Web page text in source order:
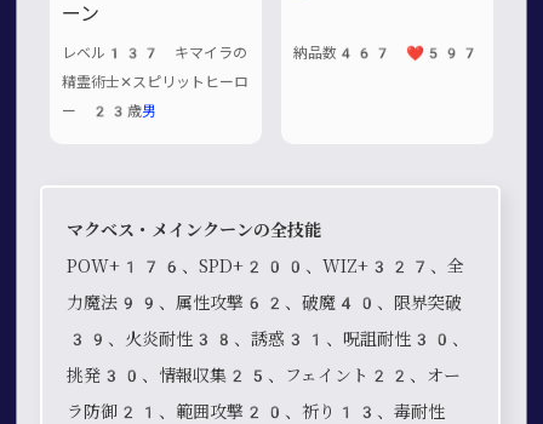
ーン
レベル137 キマイラの
精霊術士✕スピリットヒーロ
ー 23歳男
納品数467 ❤️597
マクベス・メインクーンの全技能
POW+176、SPD+200、WIZ+327、全
力魔法99、属性攻撃62、破魔40、限界突破
39、火炎耐性38、誘惑31、呪詛耐性30、
挑発30、情報収集25、フェイント22、オー
ラ防御21、範囲攻撃20、祈り13、毒耐性